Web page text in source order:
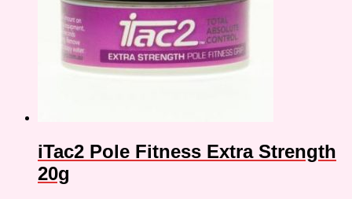
iTac2 Pole Fitness Extra Strength
20g